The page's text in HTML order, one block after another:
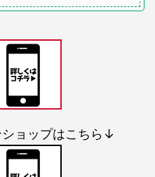
ョップはこちら↓